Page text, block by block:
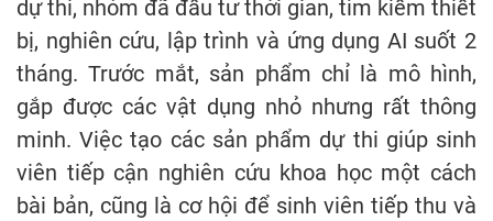
dự thi, nhóm đã đầu tư thời gian, tìm kiếm thiết
bị, nghiên cứu, lập trình và ứng dụng AI suốt 2
tháng. Trước mắt, sản phẩm chỉ là mô hình,
gắp được các vật dụng nhỏ nhưng rất thông
minh. Việc tạo các sản phẩm dự thi giúp sinh
viên tiếp cận nghiên cứu khoa học một cách
bài bản, cũng là cơ hội để sinh viên tiếp thu và